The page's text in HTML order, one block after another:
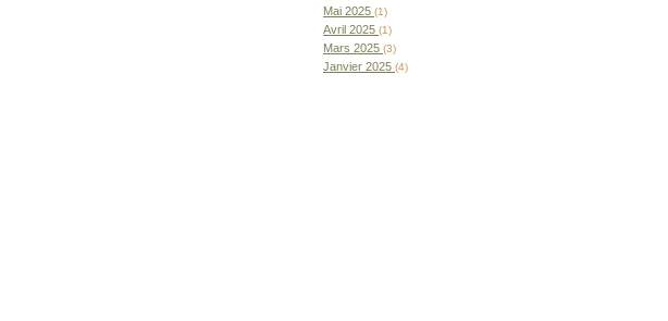
Mai 2025 (1)
Avril 2025 (1)
Mars 2025 (3)
Janvier 2025 (4)